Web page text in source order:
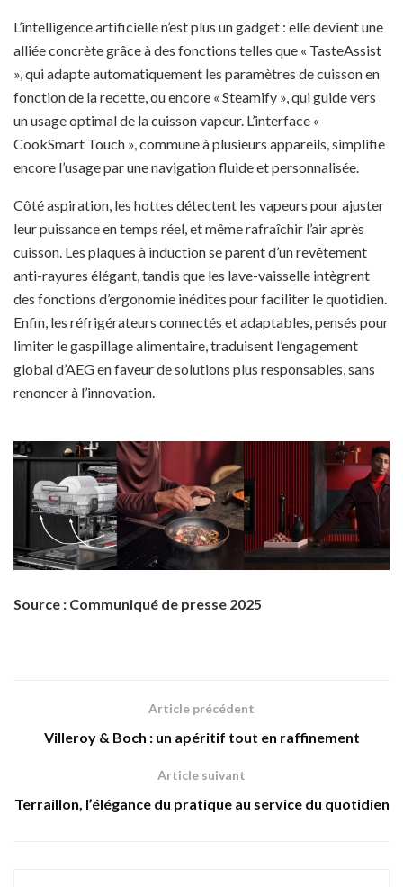
L’intelligence artificielle n’est plus un gadget : elle devient une
alliée concrète grâce à des fonctions telles que « TasteAssist
», qui adapte automatiquement les paramètres de cuisson en
fonction de la recette, ou encore « Steamify », qui guide vers
un usage optimal de la cuisson vapeur. L’interface «
CookSmart Touch », commune à plusieurs appareils, simplifie
encore l’usage par une navigation fluide et personnalisée.
Côté aspiration, les hottes détectent les vapeurs pour ajuster
leur puissance en temps réel, et même rafraîchir l’air après
cuisson. Les plaques à induction se parent d’un revêtement
anti-rayures élégant, tandis que les lave-vaisselle intègrent
des fonctions d’ergonomie inédites pour faciliter le quotidien.
Enfin, les réfrigérateurs connectés et adaptables, pensés pour
limiter le gaspillage alimentaire, traduisent l’engagement
global d’AEG en faveur de solutions plus responsables, sans
renoncer à l’innovation.
Source : Communiqué de presse 2025
Article précédent
Villeroy & Boch : un apéritif tout en raffinement
Article suivant
Terraillon, l’élégance du pratique au service du quotidien